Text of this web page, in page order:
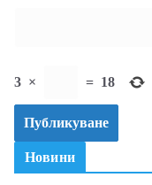
3 × = 18
Новини